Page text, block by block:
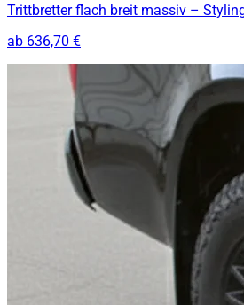
Trittbretter flach breit massiv –
ab 636,70 €